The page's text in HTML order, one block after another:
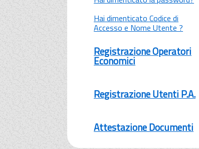
Hai dimenticato Codice di
Accesso e Nome Utente ?
Registrazione Operatori
Economici
Registrazione Utenti P.A.
Attestazione Documenti